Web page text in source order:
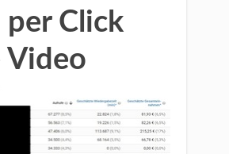
per Click
Video